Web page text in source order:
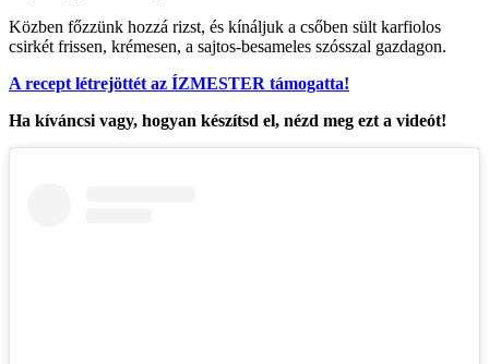
Közben főzzünk hozzá rizst, és kínáljuk a csőben sült karfiolos
csirkét frissen, krémesen, a sajtos-besameles szósszal gazdagon.
A recept létrejöttét az ÍZMESTER támogatta!
Ha kíváncsi vagy, hogyan készítsd el, nézd meg ezt a videót!